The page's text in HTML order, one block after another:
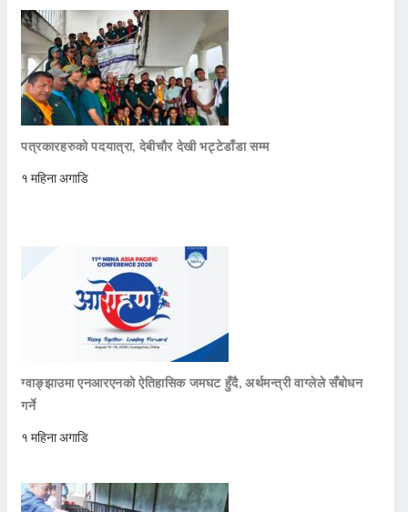
पत्रकारहरुको पदयात्रा, देबीचौर देखी भट्टेडाँडा सम्म
१ महिना अगाडि
ग्वाङ्झाउमा एनआरएनको ऐतिहासिक जमघट हुँदै, अर्थमन्त्री वाग्लेले सँबोधन
गर्ने
१ महिना अगाडि